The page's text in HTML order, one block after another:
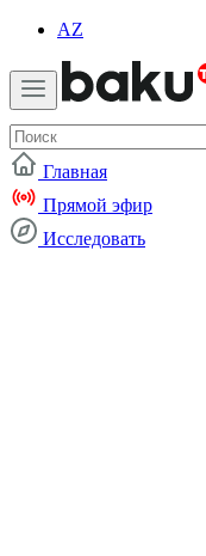
AZ
Главная
Прямой эфир
Исследовать